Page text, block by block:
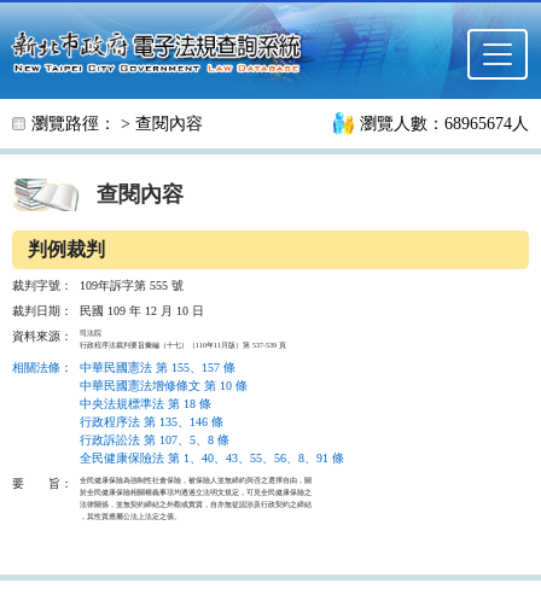
跳至主要內容
瀏覽路徑： > 查閱內容 瀏覽人數：68965674人
查閱內容
判例裁判
裁判字號：
109年訴字第 555 號
裁判日期：
民國 109 年 12 月 10 日
資料來源：
司法院
行政程序法裁判要旨彙編（十七）（110年11月版）第 537-539 頁
相關法條 ：
中華民國憲法 第 155、157 條
中華民國憲法增修條文 第 10 條
中央法規標準法 第 18 條
行政程序法 第 135、146 條
行政訴訟法 第 107、5、8 條
全民健康保險法 第 1、40、43、55、56、8、91 條
要
旨：
全民健康保險為強制性社會保險，被保險人並無締約與否之選擇自由，關
於全民健康保險相關權義事項均透過立法明文規定，可見全民健康保險之
法律關係，並無契約締結之外觀或實質，自亦無從認涉及行政契約之締結
，其性質應屬公法上法定之債。